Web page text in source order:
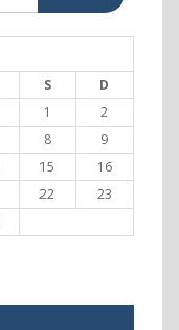
S
D
1
2
8
9
15
16
22
23